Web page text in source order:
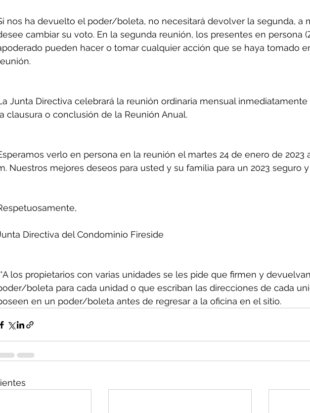
nos ha devuelto el poder/boleta, no necesitará devolver la segunda, a
cambiar su voto. En la segunda reunión, los presentes en persona
pueden hacer o tomar cualquier acción que se haya tomado
Junta Directiva celebrará la reunión ordinaria mensual
clausura o conclusión de la Reunión Anual.
verlo en persona en la reunión el martes 24 de enero de 2023
Nuestros mejores deseos para usted y su familia para un 2023 seguro
Directiva del Condominio Fireside
los propietarios con varias unidades se les pide que firmen y
boleta para cada unidad o que escriban las direcciones de cada
en un poder/boleta antes de regresar a la oficina en el sitio.